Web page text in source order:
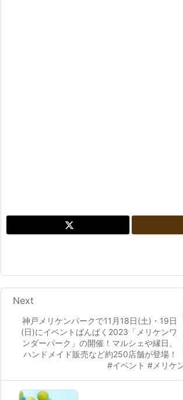
神戸メリケンパークで11月18日(土)・19日
(日)にイベントばんぱく2023「メリケンワ
ンダーパーク」の開催！マルシェや縁日、
ハンドメイド販売など約250店舗が登場！
#イベント #メリケ
Next